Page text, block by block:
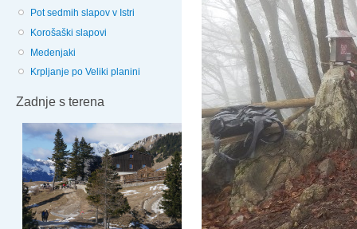
Pot sedmih slapov v Istri
Korošaški slapovi
Medenjaki
Krpljanje po Veliki planini
Zadnje s terena